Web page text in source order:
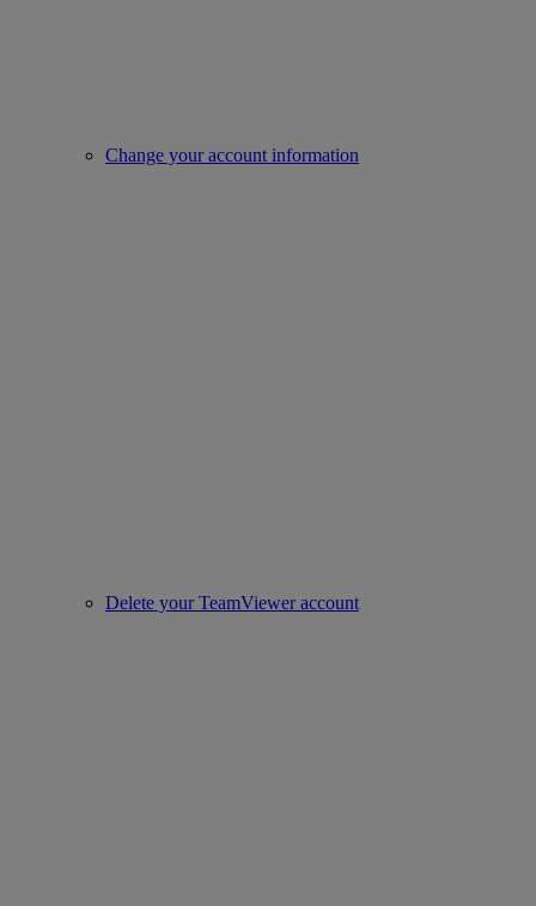
Change your account information
Delete your TeamViewer account